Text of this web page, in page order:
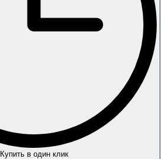
Купить в один клик